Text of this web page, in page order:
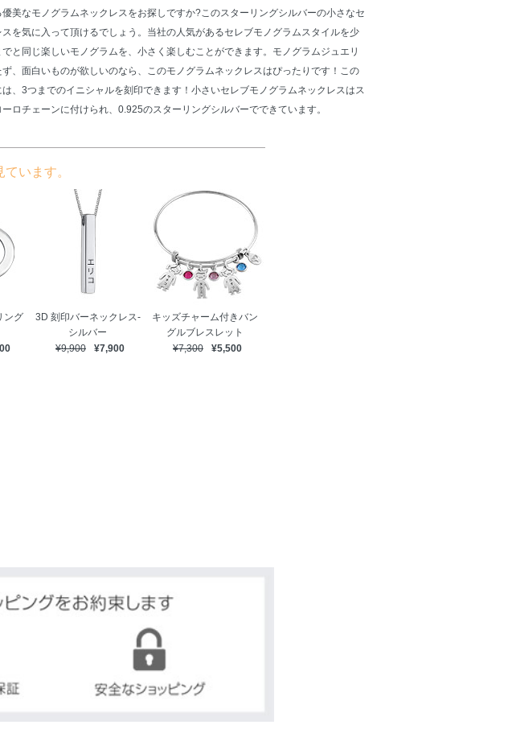
美なモノグラムネックレスをお探しですか?このスターリングシルバーの小さなセ
を気に入って頂けるでしょう。当社の人気があるセレブモノグラムスタイルを少
と同じ楽しいモノグラムを、小さく楽しむことができます。モノグラムジュエリ
、面白いものが欲しいのなら、このモノグラムネックレスはぴったりです！この
、3つまでのイニシャルを刻印できます！小さいセレブモノグラムネックレスはス
ロチェーンに付けられ、0.925のスターリングシルバーでできています。
います。
ング
3D 刻印バーネックレス-
シルバー
¥9,900
¥7,900
キッズチャーム付きバン
グルブレスレット
¥7,300
¥5,500